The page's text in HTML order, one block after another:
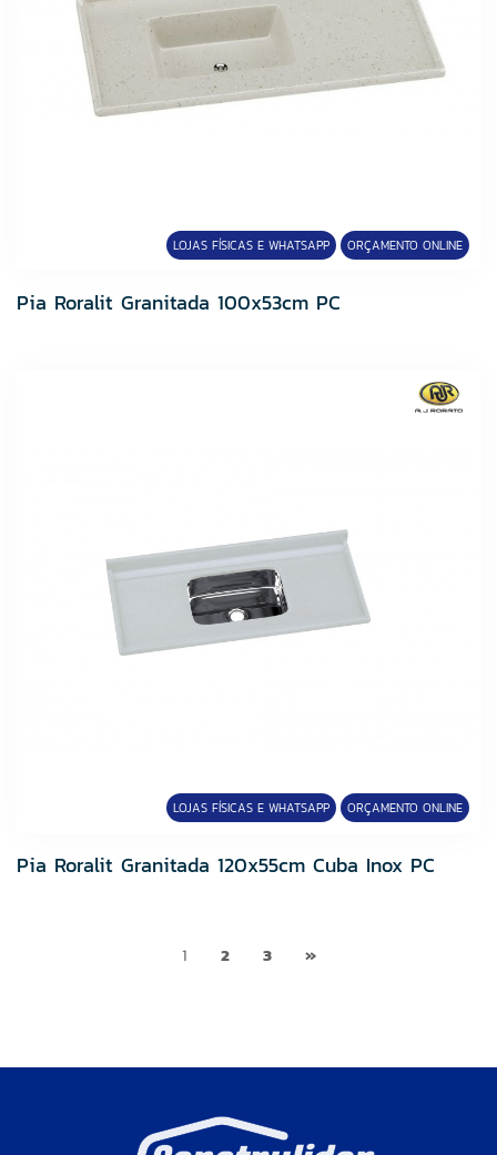
LOJAS FÍSICAS E WHATSAPP ORÇAMENTO ONLINE
Pia Roralit Granitada 100x53cm PC
LOJAS FÍSICAS E WHATSAPP ORÇAMENTO ONLINE
Pia Roralit Granitada 120x55cm Cuba Inox PC
1 2 3 »